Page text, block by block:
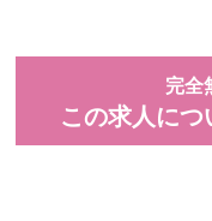
完全
この求人につ